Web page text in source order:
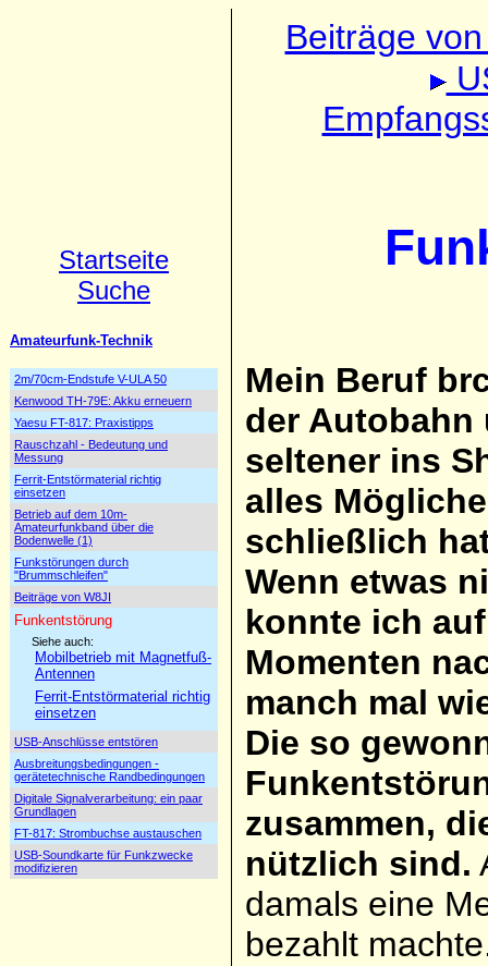
Beiträge
Mein Beruf
der Autobahn
seltener ins
alles
schließlich
Wenn etwas
konnte ich
Momenten
manch mal
Die so
zusammen,
nützlich sind.
damals eine
bezahlt
Startseite
Suche
Amateurfunk-Technik
2m/70cm-Endstufe V-ULA 50
Kenwood TH-79E: Akku erneuern
Yaesu FT-817: Praxistipps
Rauschzahl - Bedeutung und
Messung
Ferrit-Entstörmaterial richtig
einsetzen
Betrieb auf dem 10m-
Amateurfunkband über die
Bodenwelle (1)
Funkstörungen durch
"Brummschleifen"
Beiträge von W8JI
Funkentstörung
Siehe auch:
Mobilbetrieb mit Magnetfuß-
Antennen
Ferrit-Entstörmaterial richtig
einsetzen
USB-Anschlüsse entstören
Ausbreitungsbedingungen -
gerätetechnische Randbedingungen
Digitale Signalverarbeitung: ein paar
Grundlagen
FT-817: Strombuchse austauschen
USB-Soundkarte für Funkzwecke
modifizieren